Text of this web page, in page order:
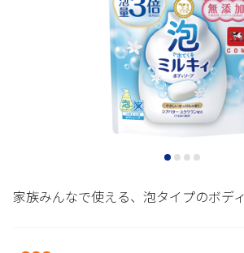
家族みんなで使える、泡タイプのボデ